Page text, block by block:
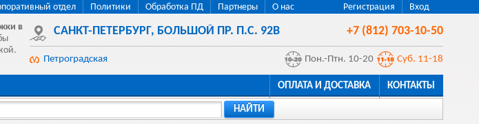
Регистрация Вход
отдел Политики Обработка ПД Партнеры
О нас
в
САНКТ-ПЕТЕРБУРГ, БОЛЬШОЙ ПР. П.С. 92В +7 (812) 703-10-50
Петроградская Пон.-Птн. 10-20 Суб. 11-18
ОПЛАТА И ДОСТАВКА КОНТАКТЫ
НАЙТИ